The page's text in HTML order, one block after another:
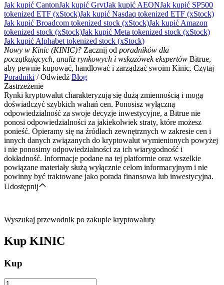
Jak kupić CantonJak kupić GrvtJak kupić AEONJak kupić SP500
tokenized ETF (xStock)Jak kupić Nasdaq tokenized ETF (xStock)
Jak kupić Broadcom tokenized stock (xStock)Jak kupić Amazon
tokenized stock (xStock)Jak kupić Meta tokenized stock (xStock)
Jak kupić Alphabet tokenized stock (xStock)
Nowy w Kinic (KINIC)? Zacznij od poradników dla
początkujących, analiz rynkowych i wskazówek ekspertów Bitrue,
aby pewnie kupować, handlować i zarządzać swoim Kinic. Czytaj
Poradniki / Odwiedź Blog
Zastrzeżenie
Rynki kryptowalut charakteryzują się dużą zmiennością i mogą
doświadczyć szybkich wahań cen. Ponosisz wyłączną
odpowiedzialność za swoje decyzje inwestycyjne, a Bitrue nie
ponosi odpowiedzialności za jakiekolwiek straty, które możesz
ponieść. Opieramy się na źródłach zewnętrznych w zakresie cen i
innych danych związanych do kryptowalut wymienionych powyżej
i nie ponosimy odpowiedzialności za ich wiarygodność i
dokładność. Informacje podane na tej platformie oraz wszelkie
powiązane materiały służą wyłącznie celom informacyjnym i nie
powinny być traktowane jako porada finansowa lub inwestycyjna.
Udostępnij
Wyszukaj przewodnik po zakupie kryptowaluty
Kup KINIC
Kup